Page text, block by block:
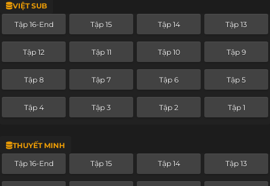
VIỆT SUB
Tập 16-End Tập 15 Tập 14 Tập 13
Tập 12 Tập 11 Tập 10 Tập 9
Tập 8 Tập 7 Tập 6 Tập 5
Tập 4 Tập 3 Tập 2 Tập 1
THUYẾT MINH
Tập 16-End Tập 15 Tập 14 Tập 13